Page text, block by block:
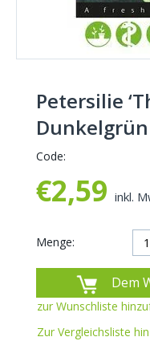
Petersilie
Dunkelgrün
Code:
€2,59 inkl.
Menge:
Dem
zur Wunschliste
Zur Vergleichsliste